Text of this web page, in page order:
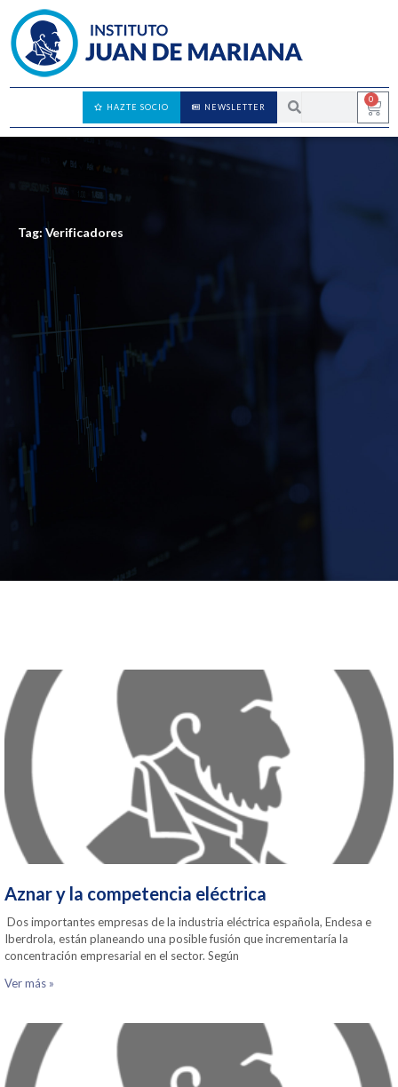
0
NEWSLETTER
HAZTE SOCIO
Tag: Verificadores
Aznar y la competencia eléctrica
Dos importantes empresas de la industria eléctrica española, Endesa e
Iberdrola, están planeando una posible fusión que incrementaría la
concentración empresarial en el sector. Según
Ver más »